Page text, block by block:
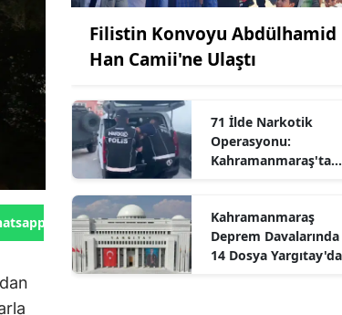
Gönder
Filistin Konvoyu Abdülhamid
Han Camii'ne Ulaştı
71 İlde Narkotik
Operasyonu:
Kahramanmaraş'ta
Kahramanmaraş
Deprem Davalarında
14 Dosya Yargıtay'da